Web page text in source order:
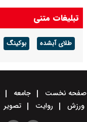
ارتفاعات
تبلیغات متنی
طلای آبشده بوکینگ
صفحه نخست جامعه
ورزش
روایت تصویر